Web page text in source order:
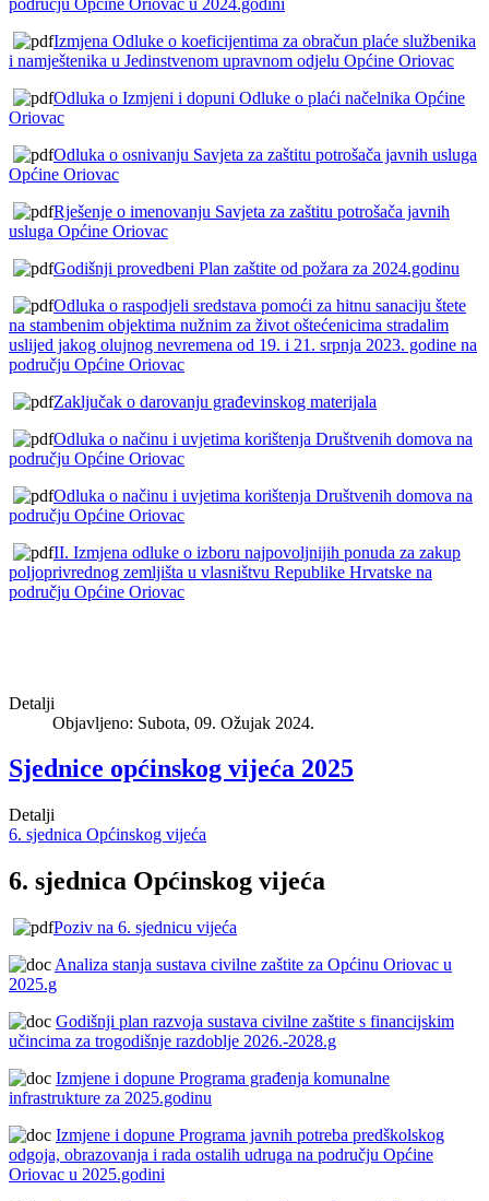
Izmjena Odluke o koeficijentima za obračun plaće službenika
i namještenika u Jedinstvenom upravnom odjelu Općine Oriovac
Odluka o Izmjeni i dopuni Odluke o plaći načelnika Općine
Oriovac
Odluka o osnivanju Savjeta za zaštitu potrošača javnih usluga
Općine Oriovac
Rješenje o imenovanju Savjeta za zaštitu potrošača javnih
usluga Općine Oriovac
Godišnji provedbeni Plan zaštite od požara za 2024.godinu
Odluka o raspodjeli sredstava pomoći za hitnu sanaciju štete
na stambenim objektima nužnim za život oštećenicima stradalim
uslijed jakog olujnog nevremena od 19. i 21. srpnja 2023. godine na
području Općine Oriovac
Zaključak o darovanju građevinskog materijala
Odluka o načinu i uvjetima korištenja Društvenih domova na
području Općine Oriovac
Odluka o načinu i uvjetima korištenja Društvenih domova na
području Općine Oriovac
II. Izmjena odluke o izboru najpovoljnijih ponuda za zakup
poljoprivrednog zemljišta u vlasništvu Republike Hrvatske na
području Općine Oriovac
Detalji
Objavljeno: Subota, 09. Ožujak 2024.
Sjednice općinskog vijeća 2025
Detalji
6. sjednica Općinskog vijeća
6. sjednica Općinskog vijeća
Poziv na 6. sjednicu vijeća
Analiza stanja sustava civilne zaštite za Općinu Oriovac u
2025.g
Godišnji plan razvoja sustava civilne zaštite s financijskim
učincima za trogodišnje razdoblje 2026.-2028.g
Izmjene i dopune Programa građenja komunalne
infrastrukture za 2025.godinu
Izmjene i dopune Programa javnih potreba predškolskog
odgoja, obrazovanja i rada ostalih udruga na području Općine
Oriovac u 2025.godini